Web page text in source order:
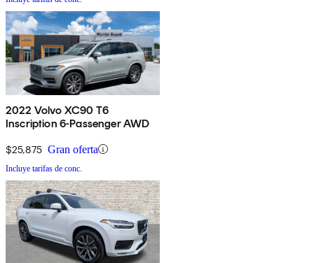
2022 Volvo XC90 T6
Inscription 6-Passenger AWD
$25,875 Gran oferta
Incluye tarifas de conc.